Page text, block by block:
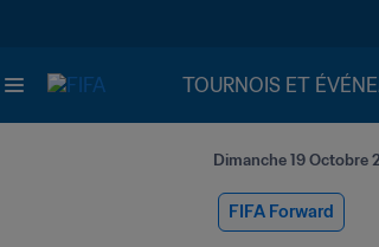
TOURNOIS ET
Dimanche 19 Octobre
FIFA Forward